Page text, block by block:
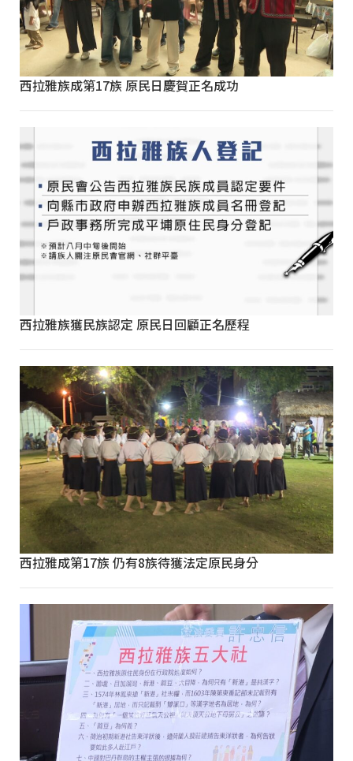
西拉雅族成第17族 原民日慶賀正名成功
西拉雅族獲民族認定 原民日回顧正名歷程
西拉雅成第17族 仍有8族待獲法定原民身分